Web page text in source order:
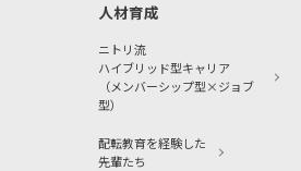
人材育成
ニトリ流
ハイブリッド型キャリア
（メンバーシップ型×ジョブ
型）
配転教育を経験した
先輩たち